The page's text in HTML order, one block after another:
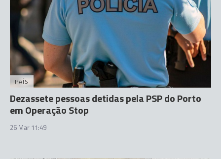
PAÍS
Dezassete pessoas detidas pela PSP do Porto
em Operação Stop
26 Mar 11:49